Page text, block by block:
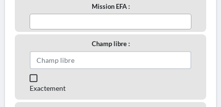
Mission EFA :
Champ libre :
Exactement